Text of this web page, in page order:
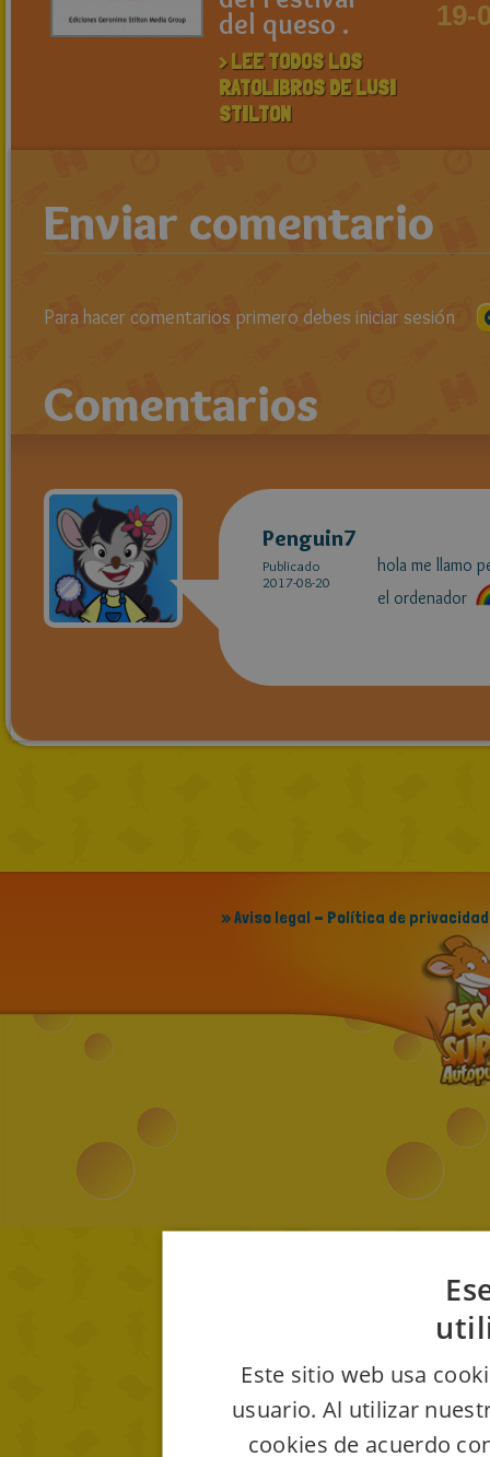
del queso .
> LEE TODOS LOS
RATOLIBROS DE LUSI
STILTON
19-
Enviar comentario
Para hacer comentarios primero debes iniciar sesión
Comentarios
Penguin7
Publicado
2017-08-20
hola me llamo
el ordenador
» Aviso legal - Política de privacidad
Este sitio web usa
usuario. Al utilizar
cookies de acuerdo